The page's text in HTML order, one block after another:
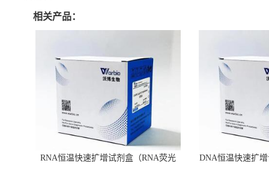
相关产品：
RNA恒温快速扩增试剂盒（RNA荧光
DNA恒温快速扩